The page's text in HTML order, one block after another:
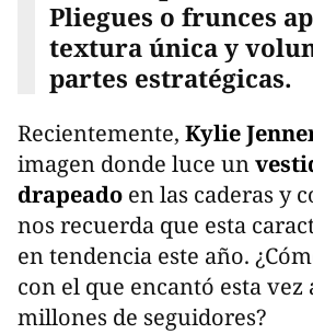
Pliegues o frunces
textura única y
partes estratégicas.
Recientemente, Kylie
imagen donde luce un
drapeado en las caderas y
nos recuerda que esta
en tendencia este año.
con el que encantó esta vez
millones de seguidores?